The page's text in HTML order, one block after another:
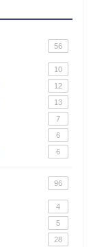
56
10
12
13
7
6
6
96
4
5
28